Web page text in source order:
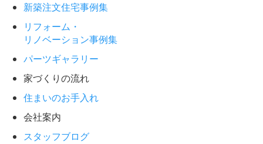
新築注文住宅事例集
リフォーム・
リノベーション事例集
パーツギャラリー
家づくりの流れ
住まいのお手入れ
会社案内
スタッフブログ